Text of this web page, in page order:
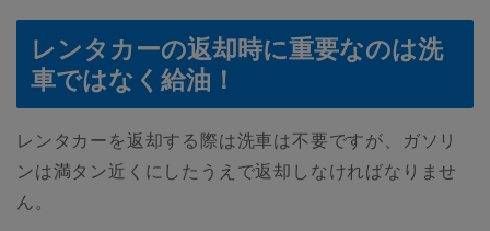
レンタカーの返却時に重要なのは洗
車ではなく給油！
レンタカーを返却する際は洗車は不要ですが、ガソリ
ンは満タン近くにしたうえで返却しなければなりませ
ん。